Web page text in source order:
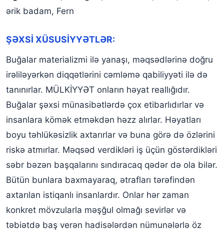
ərik badam, Fern
ŞƏXSİ XÜSUSİYYƏTLƏR:
Buğalar materializmi ilə yanaşı, məqsədlərinə doğru
irəliləyərkən diqqətlərini cəmləmə qabiliyyəti ilə də
tanınırlar. MÜLKİYYƏT onların həyat reallığıdır.
Buğalar şəxsi münasibətlərdə çox etibarlıdırlar və
insanlara kömək etməkdən həzz alırlar. Həyatları
boyu təhlükəsizlik axtarırlar və buna görə də özlərini
riskə atmırlar. Məqsəd verdikləri iş üçün göstərdikləri
səbr bəzən başqalarını sındıracaq qədər də ola bilər.
Bütün bunlara baxmayaraq, ətrafları tərəfindən
axtarılan istiqanlı insanlardır. Onlar hər zaman
konkret mövzularla məşğul olmağı sevirlər və
təbiətdə baş verən hadisələrdən nümunələrlə öz